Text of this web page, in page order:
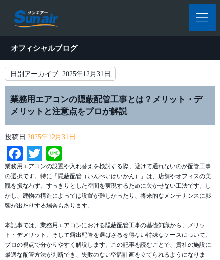
オフィシャルブログ
日別アーカイブ: 2025年12月31日
業務用エアコンの隠蔽配管工事とは？メリット・デ
メリットと注意点をプロが解説
投稿日 2025年12月31日
Facebook
Twitter
業務用エアコンの設置や入れ替えを検討する際、避けて通れないのが配管工事
の選択です。特に「隠蔽配管（いんぺいはいかん）」は、店舗やオフィスの美
観を損なわず、すっきりとした空間を実現するために欠かせない工法です。し
かし、建物の構造によっては設置が難しかったり、将来的なメンテナンスに影
響が出たりする場合もあります。
本記事では、業務用エアコンにおける隠蔽配管工事の基礎知識から、メリッ
ト・デメリット、そして露出配管を選ばざるを得ない特殊なケースについて、
プロの視点で分かりやすく解説します。この記事を読むことで、貴社の施設に
最適な配管方法が判断でき、失敗のない空調計画を立てられるようになりま